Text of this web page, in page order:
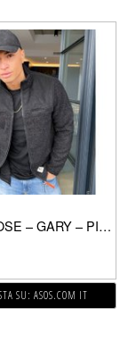
FAT MOOSE – GARY – PILE-NERO
SU: ASOS.COM IT